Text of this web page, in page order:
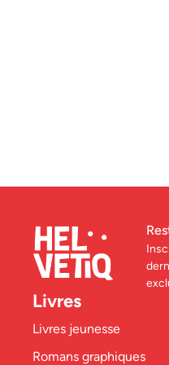
Livres
Livres jeunesse
Romans graphiques